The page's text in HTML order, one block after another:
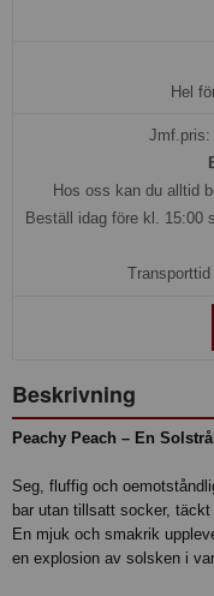
Hel
Jmf.pris:
Hos oss kan du alltid
Beställ idag före kl. 15:00
Beskrivning
Peachy Peach – En
Seg, fluffig och
bar utan tillsatt socker,
En mjuk och smakrik
en explosion av solsken i